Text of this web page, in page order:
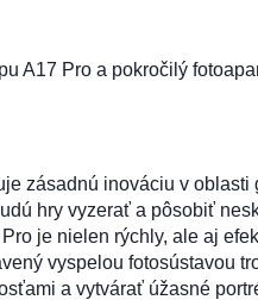
A17 Pro a pokročilý
zásadnú inováciu v
hry vyzerať a pôsobiť
je nielen rýchly, ale aj
vyspelou fotosústavou
a vytvárať úžasné